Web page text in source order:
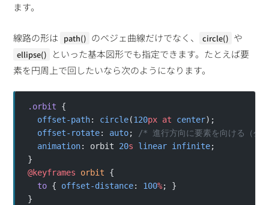
ます。
線路の形は path() のベジェ曲線だけでなく、 circle() や
ellipse()
といった基本図形でも指定できます。たとえば要
素を円周上で回したいなら次のようになります。
.orbit {
  offset-path
: circle(120px at center);
  offset-rotate
: auto; /* 進行方向に要素を向ける（公
  animation
: orbit 20s linear infinite;
}
@keyframes orbit {
  to
{ offset-distance: 100%; }
}